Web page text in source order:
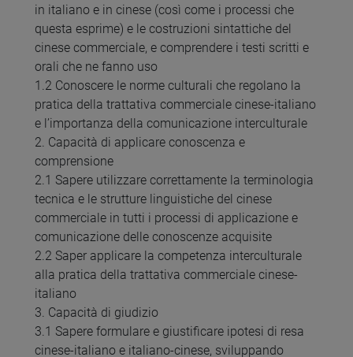
in italiano e in cinese (così come i processi che
questa esprime) e le costruzioni sintattiche del
cinese commerciale, e comprendere i testi scritti e
orali che ne fanno uso
1.2 Conoscere le norme culturali che regolano la
pratica della trattativa commerciale cinese-italiano
e l’importanza della comunicazione interculturale
2. Capacità di applicare conoscenza e
comprensione
2.1 Sapere utilizzare correttamente la terminologia
tecnica e le strutture linguistiche del cinese
commerciale in tutti i processi di applicazione e
comunicazione delle conoscenze acquisite
2.2 Saper applicare la competenza interculturale
alla pratica della trattativa commerciale cinese-
italiano
3. Capacità di giudizio
3.1 Sapere formulare e giustificare ipotesi di resa
cinese-italiano e italiano-cinese, sviluppando